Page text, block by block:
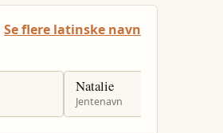
Se flere latinske navn
Natalie
Jentenavn